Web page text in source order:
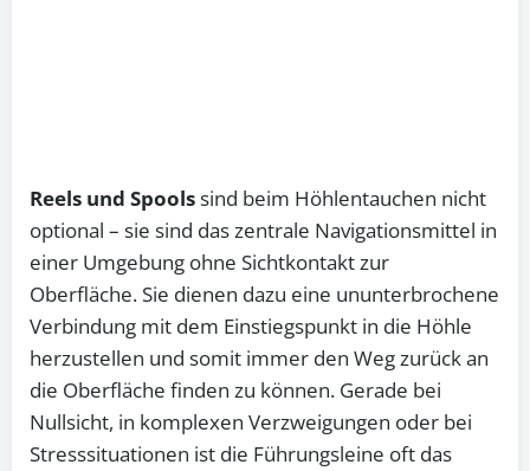
Reels und Spoolssind beim Höhlentauchen nicht
optional – sie sind das zentrale Navigationsmittel in
einer Umgebung ohne Sichtkontakt zur
Oberfläche. Sie dienen dazu eine ununterbrochene
Verbindung mit dem Einstiegspunkt in die Höhle
herzustellen und somit immer den Weg zurück an
die Oberfläche finden zu können. Gerade bei
Nullsicht, in komplexen Verzweigungen oder bei
Stresssituationen ist die Führungsleine oft das